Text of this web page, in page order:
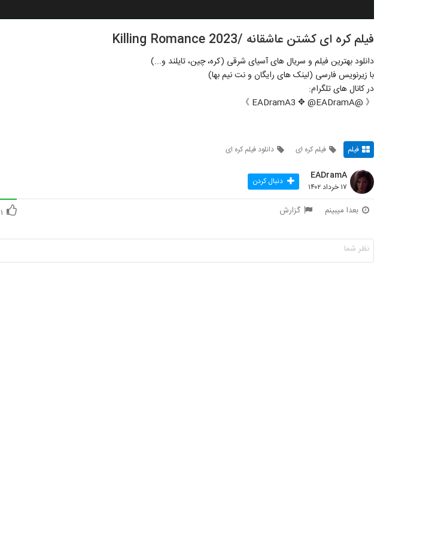
فیلم کره ای کشتن عاشقانه /Killing Romance 2023
دانلود بهترین فیلم و سریال های آسیای شرقی (کره، چین، تایلند و...)
با زیرنویس فارسی (لینک های رایگان و نت نیم بها)
در کانال های تلگرام:
《 @EADramA3 ✥ @EADramA 》
فیلم فیلم کره ای دانلود فیلم کره ای
EADramA
۱۷ خرداد ۱۴۰۲ دنبال کردن
بعدا میبینم گزارش ۱